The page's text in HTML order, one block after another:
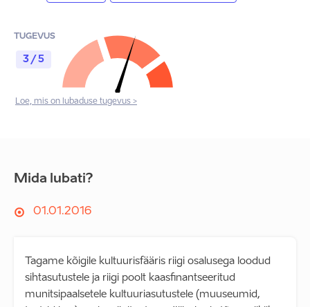
TUGEVUS
3 / 5
Loe, mis on lubaduse tugevus >
Mida lubati?
01.01.2016
Tagame kõigile kultuurisfääris riigi osalusega loodud
sihtasutustele ja riigi poolt kaasfinantseeritud
munitsipaalsetele kultuuriasutustele (muuseumid,